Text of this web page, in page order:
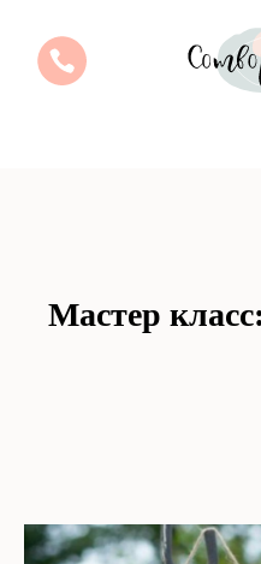
Мастер